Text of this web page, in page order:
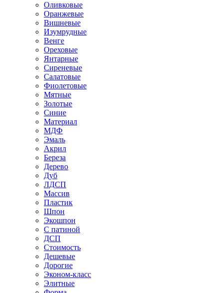
Оливковые
Оранжевые
Вишневые
Изумрудные
Венге
Ореховые
Янтарные
Сиреневые
Салатовые
Фиолетовые
Мятные
Золотые
Синие
Материал
МДФ
Эмаль
Акрил
Береза
Дерево
Дуб
ЛДСП
Массив
Пластик
Шпон
Экошпон
С патиной
ДСП
Стоимость
Дешевые
Дорогие
Эконом-класс
Элитные